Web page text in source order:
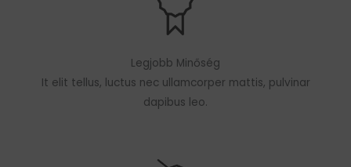
Legjobb Minőség
It elit tellus, luctus nec ullamcorper mattis, pulvinar
dapibus leo.